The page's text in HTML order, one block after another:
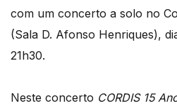
com um concerto a solo no
(Sala D. Afonso Henriques),
21h30.
Neste concerto CORDIS 15